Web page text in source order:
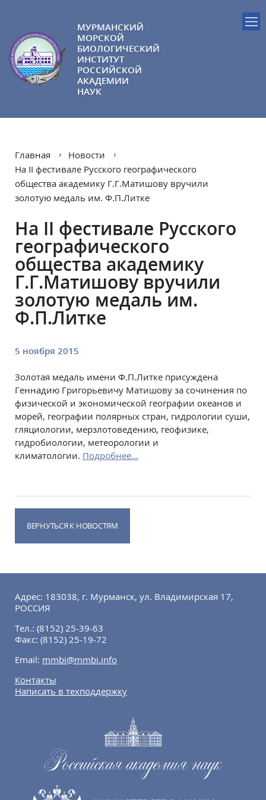
МУРМАНСКИЙ
МОРСКОЙ
БИОЛОГИЧЕСКИЙ
ИНСТИТУТ
РОССИЙСКОЙ
АКАДЕМИИ
НАУК
Главная
Новости
На II фестивале Русского географического
общества академику Г.Г.Матишову вручили
золотую медаль им. Ф.П.Литке
На II фестивале Русского
географического
общества академику
Г.Г.Матишову вручили
золотую медаль им.
Ф.П.Литке
5 ноября 2015
Золотая медаль имени Ф.П.Литке присуждена
Геннадию Григорьевичу Матишову за сочинения по
физической и экономической географии океанов и
морей, географии полярных стран, гидрологии суши,
гляциологии, мерзлотоведению, геофизике,
гидробиологии, метеорологии и
климатологии. Подробнее...
ВЕРНУТЬСЯ К НОВОСТЯМ
Адрес: 183038, г. Мурманск, ул. Владимирская 17,
РОССИЯ
Тел.: (8152) 25-39-63
Факс: (8152) 25-19-72
Email: mmbi@mmbi.info
Контакты
Написать в техподдержку